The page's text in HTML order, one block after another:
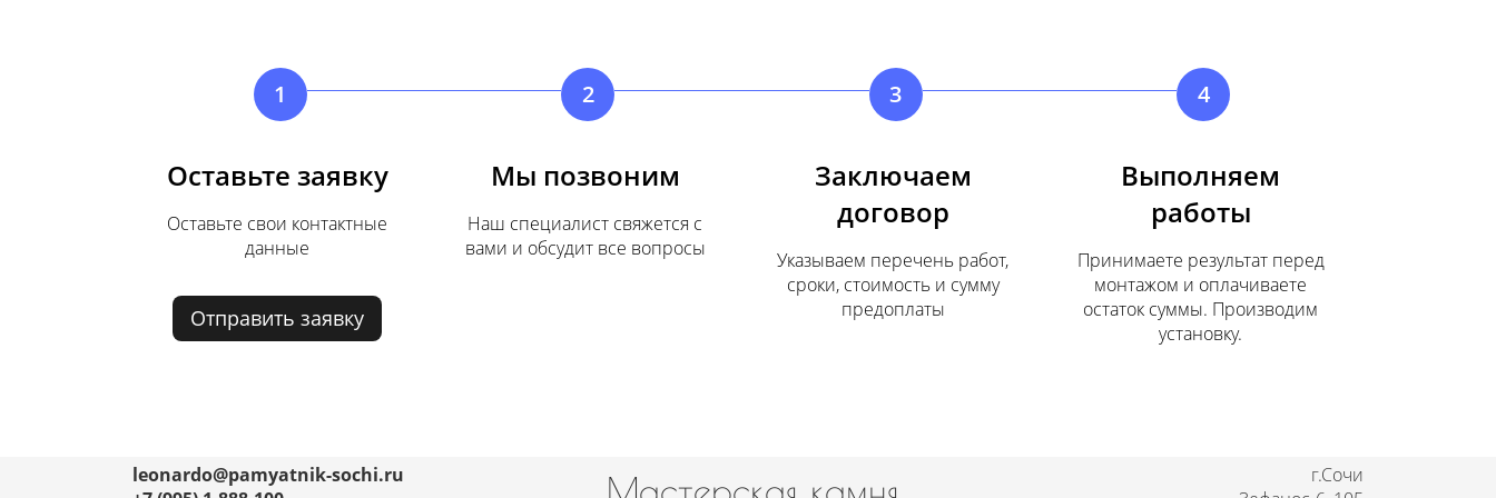
1
Оставьте заявку
Оставьте свои контактные
данные
Отправить заявку
2
Мы позвоним
Наш специалист свяжется с
вами и обсудит все вопросы
3
Заключаем
договор
Указываем перечень работ,
сроки, стоимость и сумму
предоплаты
4
Выполняем
работы
Принимаете результат перед
монтажом и оплачиваете
остаток суммы. Производим
установку.
leonardo@pamyatnik-sochi.ru
г.Сочи